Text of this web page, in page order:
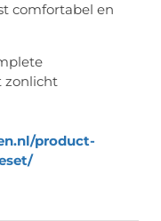
comfortabel en
product-